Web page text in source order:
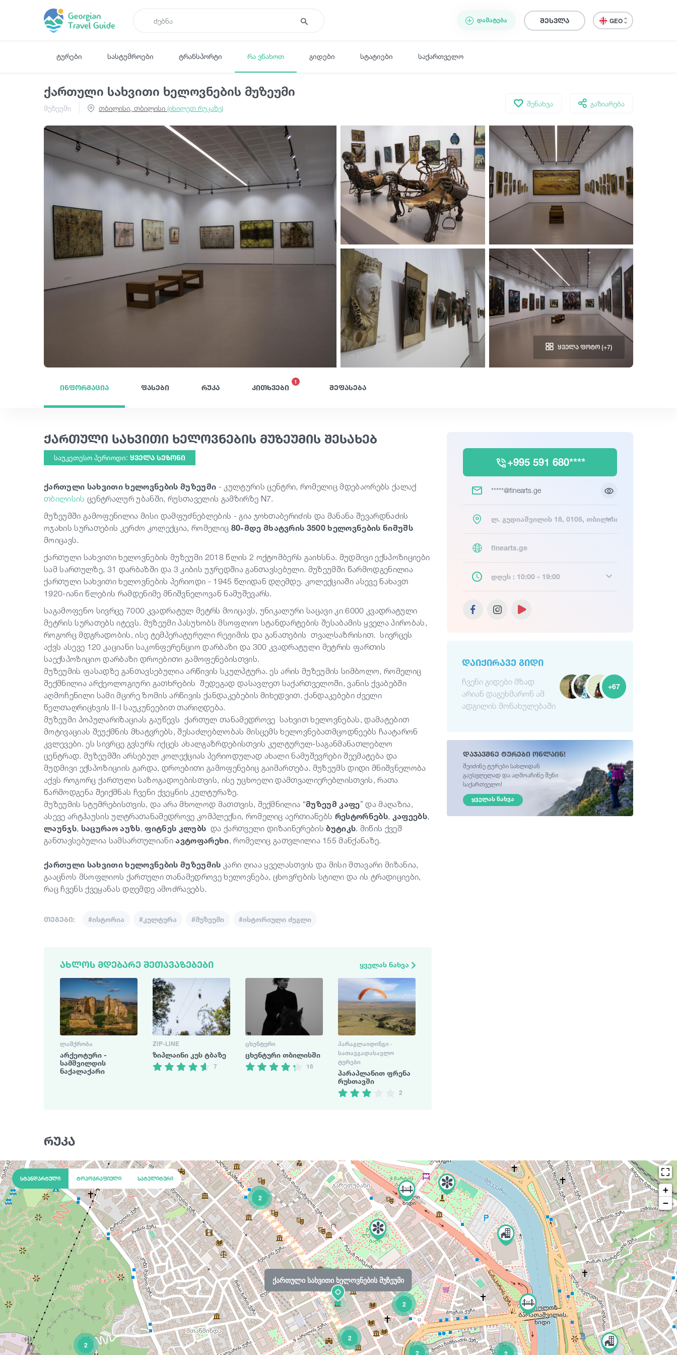
ᲓᲐᲛᲐᲢᲔᲑᲐ შესვლა GEO
ტურები სასტუმროები ტრანსპორტი რა ვნახოთ გიდები სტატიები საქართველო
ქართული სახვითი ხელოვნების მუზეუმი
მუზეუმი თბილისი, თბილისი (იხილეთ რუკაზე)
შენახვა გაზიარება
ყველა ფოტო (+7)
ინფორმაცია ფასები რუკა კითხვები
1
შეფასება
ქართული სახვითი ხელოვნების მუზეუმის შესახებ
საუკეთესო პერიოდი: ᲧᲕᲔᲚᲐ ᲡᲔᲖᲝᲜᲘ
ქართული სახვითი ხელოვნების მუზეუმი - კულტურის ცენტრი, რომელიც მდებაორებს ქალაქ
თბილისის ცენტრალურ უბანში, რუსთაველის გამზირზე N7.
მუზეუმში გამოფენილია მისი დამფუძნებლების - გია ჯოხთაბერიძის და მანანა შევარდნაძის
ოჯახის სურათების კერძო კოლექცია, რომელიც 80-მდე მხატვრის 3500 ხელოვნების ნიმუშს
მოიცავს.
ქართული სახვითი ხელოვნების მუზეუმი 2018 წლის 2 ოქტომბერს გაიხსნა. მუდმივი ექსპოზიციები
სამ სართულზე, 31 დარბაზში და 3 კიბის უჯრედშია განთავსებული. მუზეუმში წარმოდგენილია
ქართული სახვითი ხელოვნების პერიოდი - 1945 წლიდან დღემდე. კოლექციაში ასევე ნახავთ
1920-იანი წლების რამდენიმე მნიშვნელოვან ნამუშევარს.
საგამოფენო სივრცე 7000 კვადრატულ მეტრს მოიცავს, უნიკალური საცავი კი 6000 კვადრატული
მეტრის სურათებს იტევს. მუზეუმი პასუხობს მსოფლიო სტანდარტების შესაბამის ყველა პირობას,
როგორც მდგრადობის, ისე ტემპერატურული რეჟიმის და განათების თვალსაზრისით. სივრცეს
აქვს ასევე 120 კაციანი საკონფერენციო დარბაზი და 300 კვადრატული მეტრის ფართის
საექსპოზიციო დარბაზი დროებითი გამოფენებისთვის.
მუზეუმის ფასადზე განთავსებულია არწივის სკულპტურა. ეს არის მუზეუმის სიმბოლო, რომელიც
შექმნილია არქეოლოგიური გათხრების შედეგად დასავლეთ საქართველოში, ვანის ქვაბებში
აღმოჩენილი სამი მცირე ზომის არწივის ქანდაკებების მიხედვით. ქანდაკებები ძველი
წელთაღრიცხვის II-I საუკუნეებით თარიღდება.
მუზეუმი პოპულარიზაციას გაუწევს ქართულ თანამედროვე სახვით ხელოვნებას, დამატებით
მოტივაციას შეუქმნის მხატვრებს, შესაძლებლობას მისცემს ხელოვნებათმცოდნეებს ჩაატარონ
კვლევები. ეს სივრცე გვსურს იქცეს ახალგაზრდებისთვის კულტურულ-საგანმანათლებლო
ცენტრად. მუზეუმში არსებულ კოლექციას პერიოდულად ახალი ნამუშევრები შეემატება და
მუდმივი ექსპოზიციის გარდა, დროებითი გამოფენებიც გაიმართება. მუზეუმს დიდი მნიშვნელობა
აქვს როგორც ქართული საზოგადოებისთვის, ისე უცხოელი დამთვალიერებლისთვის, რათა
წარმოდგენა შეიქმნას ჩვენი ქვეყნის კულტურაზე.
მუზეუმის სტუმრებისთვის, და არა მხოლოდ მათთვის, შექმნილია “მუზეუმ კაფე”და მაღაზია,
ასევე არტჰაუსის ულტრათანამედროვე კომპლექსი, რომელიც აერთიანებს რესტორნებს, კაფეებს,
ლაუნჯს, საცურაო აუზს,ფიტნეს კლუბს და ქართველი დიზაინერებისბუტიკს. მიწის ქვეშ
განთავსებულია სამსართულიანიავტოფარეხი, რომელიც გათვლილია 155 მანქანაზე.
ქართული სახვითი ხელოვნების მუზეუმის კარი ღიაა ყველასთვის და მისი მთავარი მიზანია,
გააცნოს მსოფლიოს ქართული თანამედროვე ხელოვნება, ცხოვრების სტილი და ის ტრადიციები,
რაც ჩვენს ქვეყანას დღემდე ამოძრავებს.
თეგები: #ისტორია #კულტურა #მუზეუმი #ისტორიული ძეგლი
ᲐᲮᲚᲝᲡ ᲛᲓᲔᲑᲐᲠᲔ ᲨᲔᲗᲐᲕᲐᲖᲔᲑᲔᲑᲘ ყველას ნახვა
ᲚᲐᲨᲥᲠᲝᲑᲐ
არქეოტური -
სამშვილდის
ნაქალაქარი
ZIP-LINE
ზიპლაინი კუს ტბაზე
7
ᲪᲮᲔᲜᲢᲣᲠᲘ
ცხენტური თბილისში
16
ᲞᲐᲠᲐᲒᲚᲐᲘᲓᲘᲜᲒᲘ ·
ᲡᲐᲗᲐᲕᲒᲐᲓᲐᲡᲐᲕᲚᲝ
ᲢᲣᲠᲔᲑᲘ
პარაპლანით ფრენა
რუსთავში
2
+995 591 680****
*****@finearts.ge
ლ. გუდიაშვილის 18, 0105, თბილისი
finearts.ge
დღეს : 10:00 - 19:00
ᲓᲐᲘᲥᲘᲠᲐᲕᲔ ᲒᲘᲓᲘ
ჩვენი გიდები მზად
არიან დაგეხმარონ ამ
ადგილის მონახულებაში
+67
დაჯავშნე ტურები ონლაინ!
შეიძინე ტურები სახლიდან
გაუსვლელად და აღმოაჩინე შენი
საქართველო!
ᲧᲕᲔᲚᲐᲡ ᲜᲐᲮᲕᲐ
რუკა
ქართული სახვითი ხელოვნების მუზეუმი
2
2
2
4
2
2
+
−
სტანდარტული ტოპოგრაფიული სატელიტური